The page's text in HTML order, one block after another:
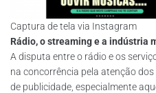
Captura de tela via Instagram
Rádio, o streaming e a indústria
A disputa entre o rádio e os
na concorrência pela atenção
de publicidade, especialmente